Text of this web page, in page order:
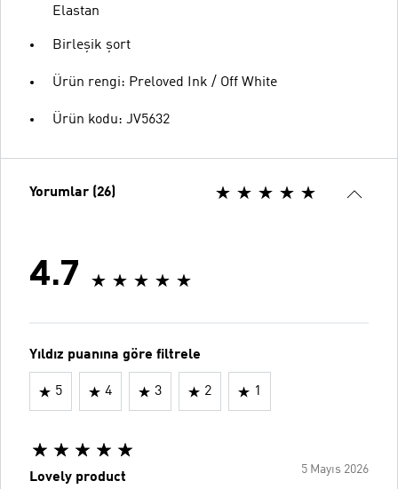
Elastan
Birleşik şort
Ürün rengi: Preloved Ink / Off White
Ürün kodu: JV5632
Yorumlar (26)
4.7
Yıldız puanına göre filtrele
5 4 3 2 1
5 Mayıs 2026
Lovely product